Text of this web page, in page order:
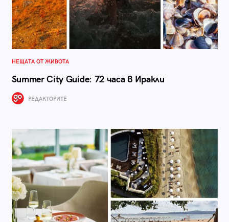
НЕЩАТА ОТ ЖИВОТА
Summer City Guide: 72 часа в Иракли
РЕДАКТОРИТЕ